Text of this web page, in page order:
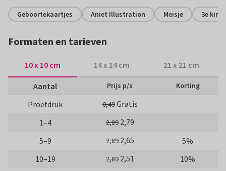
Geboortekaartjes Aniet Illustration Meisje 3e kind
Formaten en tarieven
10 x 10 cm 14 x 14 cm 21 x 21 cm
Aantal Prijs p/s Korting
Proefdruk 0,49Gratis
1–4
2,89 2,79
5–9
2,89 2,65
5%
10–19
2,89 2,51
10%